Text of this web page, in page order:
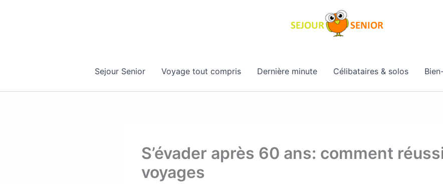
Sejour Senior Voyage tout compris Dernière minute Célibataires & solos
S’évader après 60 ans: comment
voyages